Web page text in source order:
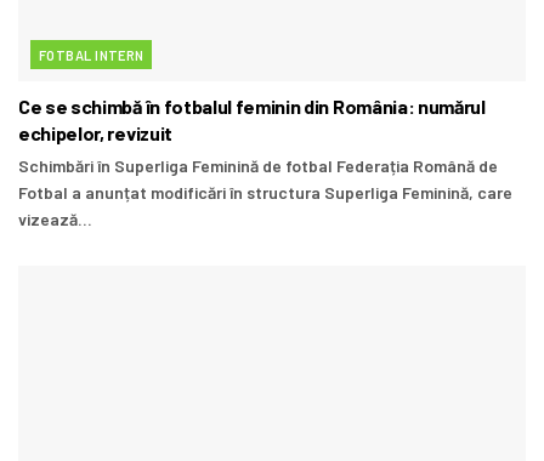
FOTBAL INTERN
Ce se schimbă în fotbalul feminin din România: numărul
echipelor, revizuit
Schimbări în Superliga Feminină de fotbal Federația Română de
Fotbal a anunțat modificări în structura Superliga Feminină, care
vizează...